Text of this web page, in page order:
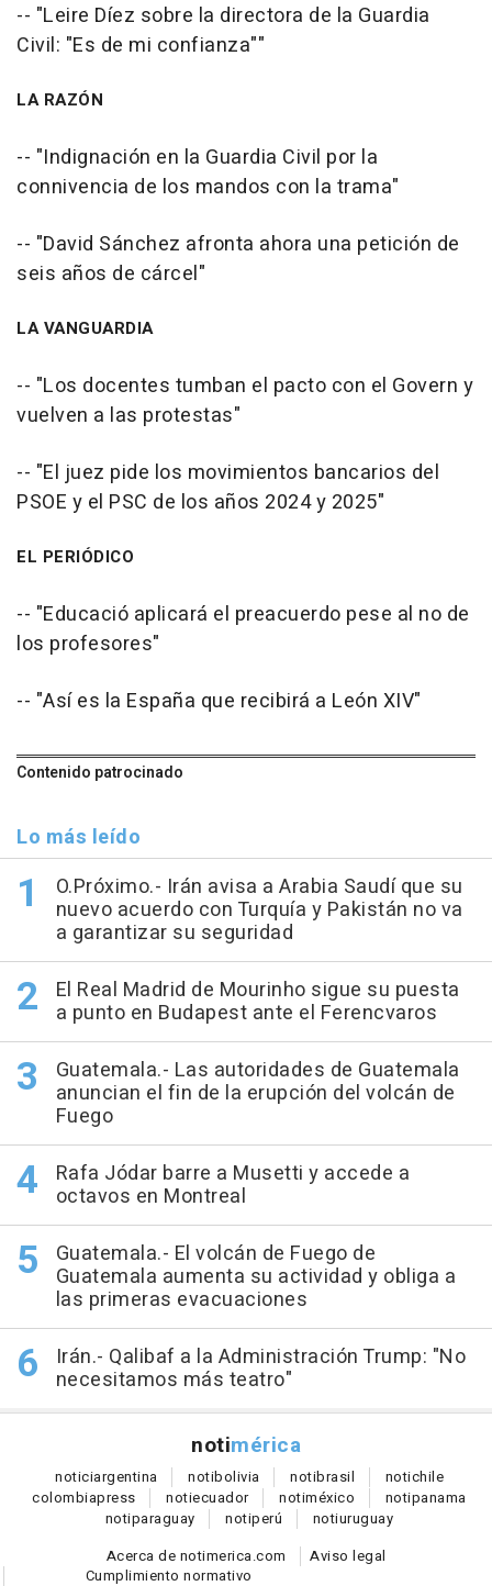
-- "Leire Díez sobre la directora de la Guardia
Civil: "Es de mi confianza""
LA RAZÓN
-- "Indignación en la Guardia Civil por la
connivencia de los mandos con la trama"
-- "David Sánchez afronta ahora una petición de
seis años de cárcel"
LA VANGUARDIA
-- "Los docentes tumban el pacto con el Govern y
vuelven a las protestas"
-- "El juez pide los movimientos bancarios del
PSOE y el PSC de los años 2024 y 2025"
EL PERIÓDICO
-- "Educació aplicará el preacuerdo pese al no de
los profesores"
-- "Así es la España que recibirá a León XIV"
Contenido patrocinado
Lo más leído
O.Próximo.- Irán avisa a Arabia Saudí que su
nuevo acuerdo con Turquía y Pakistán no va
a garantizar su seguridad
El Real Madrid de Mourinho sigue su puesta
a punto en Budapest ante el Ferencvaros
Guatemala.- Las autoridades de Guatemala
anuncian el fin de la erupción del volcán de
Fuego
Rafa Jódar barre a Musetti y accede a
octavos en Montreal
Guatemala.- El volcán de Fuego de
Guatemala aumenta su actividad y obliga a
las primeras evacuaciones
Irán.- Qalibaf a la Administración Trump: "No
necesitamos más teatro"
notimérica
noticiargentina notibolivia notibrasil notichile
colombiapress notiecuador notiméxico notipanama
notiparaguay notiperú notiuruguay
Acerca de notimerica.com
Aviso legal
Cumplimiento normativo